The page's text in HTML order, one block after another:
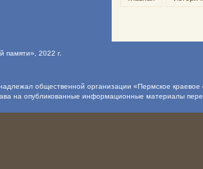
памяти» , 2022 г.
общественной организации «Пермское
на опубликованные информационные материалы